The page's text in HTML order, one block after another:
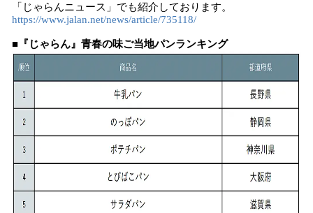
「じゃらんニュース」でも紹介しております。
https://www.jalan.net/news/article/735118/
■『じゃらん』青春の味ご当地パンランキング